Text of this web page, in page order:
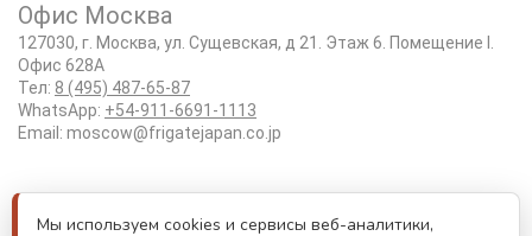
Офис Москва
127030, г. Москва, ул. Сущевская, д 21. Этаж 6. Помещение I.
Офис 628А
Тел: 8 (495) 487-65-87
WhatsApp: +54-911-6691-1113
Email: moscow@frigatejapan.co.jp
Положение об обработке персональных данных
Мы используем cookies и сервисы веб-аналитики,